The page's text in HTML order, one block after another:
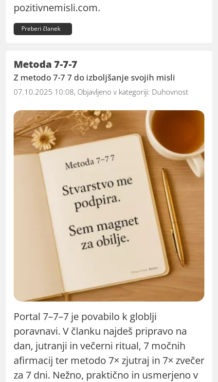
pozitivnemisli.com.
Preberi članek
Metoda 7-7-7
Z metodo 7-7 7 do izboljšanje svojih misli
07.10.2025 10:08, Objavljeno v kategoriji: Duhovnost
Portal 7–7–7 je povabilo k globlji
poravnavi. V članku najdeš pripravo na
dan, jutranji in večerni ritual, 7 močnih
afirmacij ter metodo 7× zjutraj in 7× zvečer
za 7 dni. Nežno, praktično in usmerjeno v